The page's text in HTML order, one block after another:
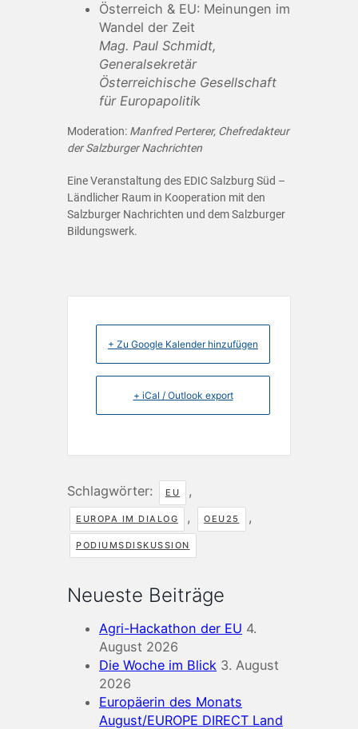
Österreich & EU: Meinungen im
Wandel der Zeit
Mag. Paul Schmidt,
Generalsekretär
Österreichische Gesellschaft
für Europapolitik
Moderation: Manfred Perterer, Chefredakteur
der Salzburger Nachrichten
Eine Veranstaltung des EDIC Salzburg Süd –
Ländlicher Raum in Kooperation mit den
Salzburger Nachrichten und dem Salzburger
Bildungswerk.
+ Zu Google Kalender hinzufügen
+ iCal / Outlook export
Schlagwörter: EU ,
EUROPA IM DIALOG , OEU25 ,
PODIUMSDISKUSSION
Neueste Beiträge
Agri-Hackathon der EU 4.
August 2026
Die Woche im Blick 3. August
2026
Europäerin des Monats
August/EUROPE DIRECT Land